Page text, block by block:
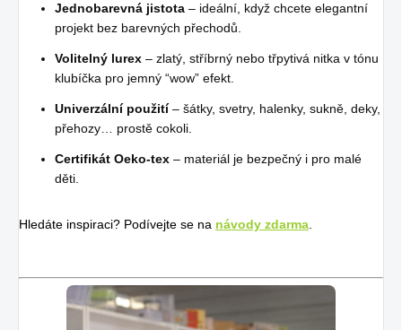
Jednobarevná jistota – ideální, když chcete elegantní
projekt bez barevných přechodů.
Volitelný lurex – zlatý, stříbrný nebo třpytivá nitka v tónu
klubíčka pro jemný “wow” efekt.
Univerzální použití– šátky, svetry, halenky, sukně, deky,
přehozy… prostě cokoli.
Certifikát Oeko-tex – materiál je bezpečný i pro malé
děti.
Hledáte inspiraci? Podívejte se na návody zdarma